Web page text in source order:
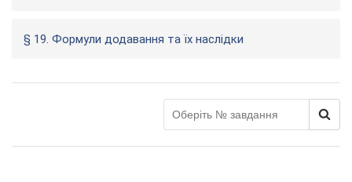
§ 19. Формули додавання та їх наслідки